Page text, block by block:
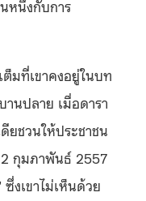
หนึ่งกับการ
มที่เขาคงอยู่ในบท
นปลาย เมื่อดารา
ยชวนให้ประชาชน
2 กุมภาพันธ์ 2557
งเขาไม่เห็นด้วย